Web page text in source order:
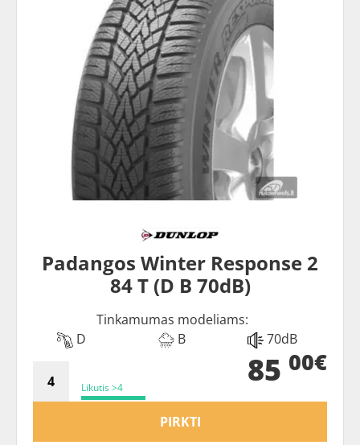
Padangos Winter Response 2
84 T (D B 70dB)
Tinkamumas modeliams:
D
B 70dB
Likutis >4 85 00€
PIRKTI